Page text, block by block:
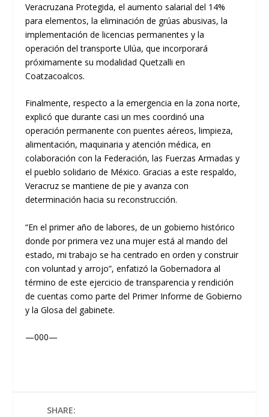
Veracruzana Protegida, el aumento salarial del 14%
para elementos, la eliminación de grúas abusivas, la
implementación de licencias permanentes y la
operación del transporte Ulúa, que incorporará
próximamente su modalidad Quetzalli en
Coatzacoalcos.
Finalmente, respecto a la emergencia en la zona norte,
explicó que durante casi un mes coordinó una
operación permanente con puentes aéreos, limpieza,
alimentación, maquinaria y atención médica, en
colaboración con la Federación, las Fuerzas Armadas y
el pueblo solidario de México. Gracias a este respaldo,
Veracruz se mantiene de pie y avanza con
determinación hacia su reconstrucción.
“En el primer año de labores, de un gobierno histórico
donde por primera vez una mujer está al mando del
estado, mi trabajo se ha centrado en orden y construir
con voluntad y arrojo”, enfatizó la Gobernadora al
término de este ejercicio de transparencia y rendición
de cuentas como parte del Primer Informe de Gobierno
y la Glosa del gabinete.
—000—
SHARE: